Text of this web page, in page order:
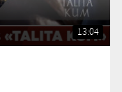
13:04